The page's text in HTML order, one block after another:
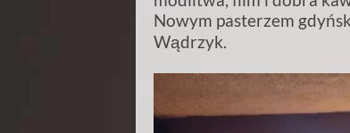
Nowym pasterzem
Wądrzyk.